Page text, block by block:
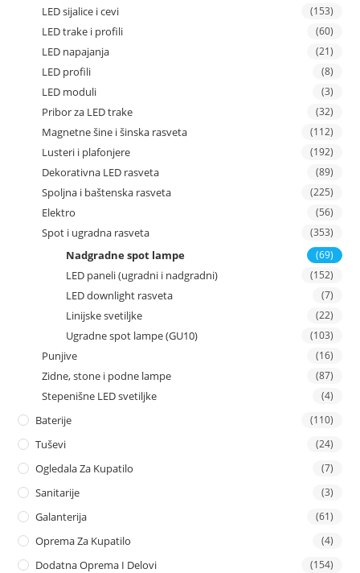
LED sijalice i cevi (153)
LED trake i profili (60)
LED napajanja (21)
LED profili (8)
LED moduli (3)
Pribor za LED trake (32)
Magnetne šine i šinska rasveta (112)
Lusteri i plafonjere (192)
Dekorativna LED rasveta (89)
Spoljna i baštenska rasveta (225)
Elektro (56)
Spot i ugradna rasveta (353)
Nadgradne spot lampe (69)
LED paneli (ugradni i nadgradni) (152)
LED downlight rasveta (7)
Linijske svetiljke (22)
Ugradne spot lampe (GU10) (103)
Punjive (16)
Zidne, stone i podne lampe (87)
Stepenišne LED svetiljke (4)
Baterije (110)
Tuševi (24)
Ogledala Za Kupatilo (7)
Sanitarije (3)
Galanterija (61)
Oprema Za Kupatilo (4)
Dodatna Oprema I Delovi (154)